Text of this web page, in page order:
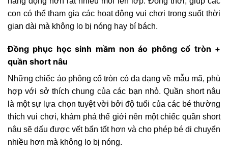
con có thể tham gia các hoạt động vui chơi trong suốt thời
gian dài mà không lo bị nóng hay bí bách.
Đồng phục học sinh mầm non áo phông cổ tròn +
quần short nâu
Những chiếc áo phông cổ tròn có đa dạng về mẫu mã, phù
hợp với sở thích chung của các bạn nhỏ. Quần short nâu
là một sự lựa chọn tuyệt vời bởi độ tuổi của các bé thường
thích vui chơi, khám phá thế giới nên một chiếc quần short
nâu sẽ dấu được vết bẩn tốt hơn và cho phép bé di chuyển
nhiều hơn mà không lo bị nóng.